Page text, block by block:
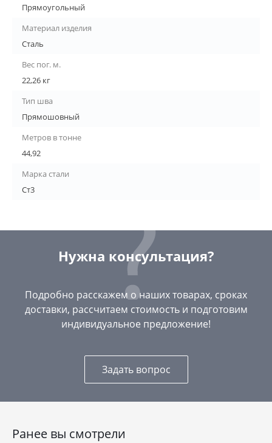
Прямоугольный
Материал изделия
Сталь
Вес пог. м.
22,26 кг
Тип шва
Прямошовный
Метров в тонне
44,92
Марка стали
Ст3
Нужна консультация?
Подробно расскажем о наших товарах, сроках
доставки, рассчитаем стоимость и подготовим
индивидуальное предложение!
Задать вопрос
Ранее вы смотрели